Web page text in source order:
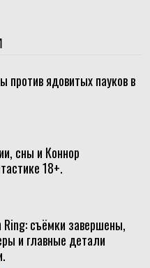
против ядовитых пауков в
сны и Коннор
18+.
съёмки завершены,
и главные детали